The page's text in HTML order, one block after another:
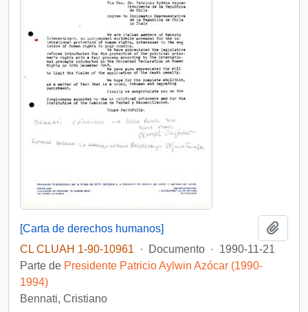
[Carta de derechos humanos]
CL CLUAH 1-90-10961
· Documento · 1990-11-21
Parte de Presidente Patricio Aylwin Azócar (1990-
1994)
Bennati, Cristiano